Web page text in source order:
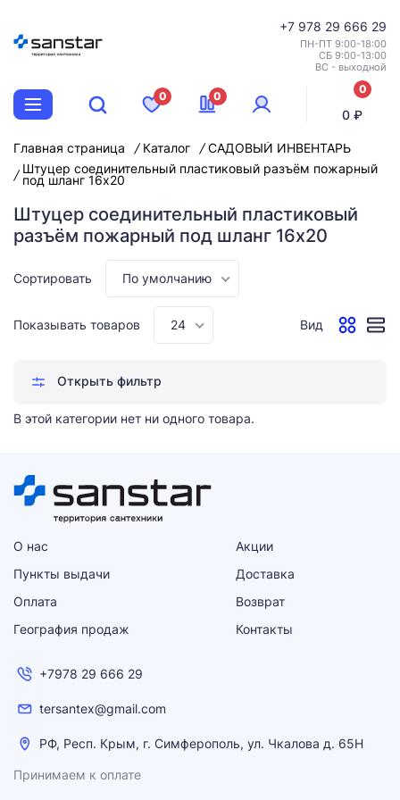
+7 978 29 666 29
ПН-ПТ 9:00-18:00
СБ 9:00-13:00
ВС - выходной
0 0
0
позиций
0 ₽
Главная страница Каталог
САДОВЫЙ ИНВЕНТАРЬ
Штуцер соединительный пластиковый разъём пожарный
под шланг 16х20
Штуцер соединительный пластиковый
разъём пожарный под шланг 16х20
Сортировать По умолчанию
Показывать товаров 24 Вид
Открыть фильтр
В этой категории нет ни одного товара.
О нас
Акции
Пункты выдачи
Доставка
Оплата
Возврат
География продаж
Контакты
+7978 29 666 29
tersantex@gmail.com
РФ, Респ. Крым, г. Симферополь, ул. Чкалова д. 65Н
Принимаем к оплате